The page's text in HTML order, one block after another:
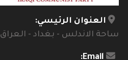
العنوان الرئيسي:
ساحة الاندلس - بغداد - العراق
Email: